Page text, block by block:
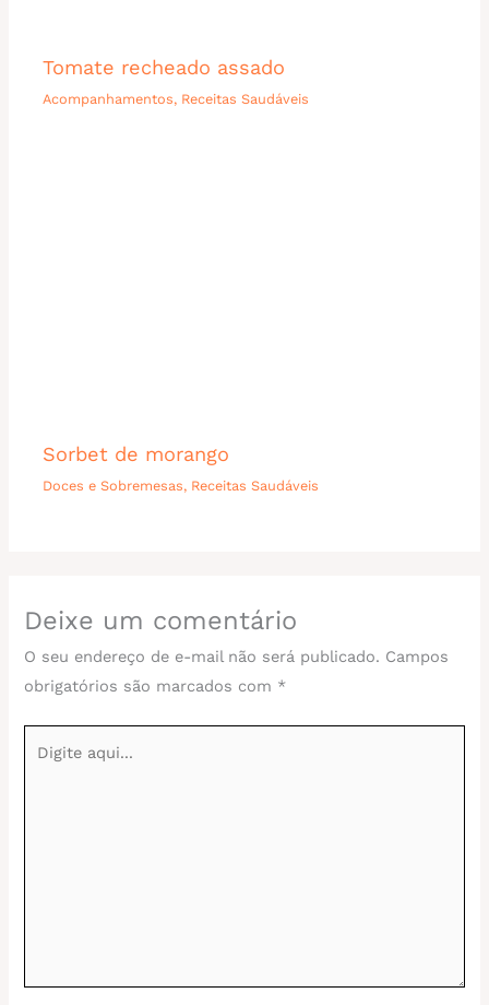
Tomate recheado assado
Acompanhamentos, Receitas Saudáveis
Sorbet de morango
Doces e Sobremesas, Receitas Saudáveis
Deixe um comentário
O seu endereço de e-mail não será publicado. Campos
obrigatórios são marcados com *
aqui...